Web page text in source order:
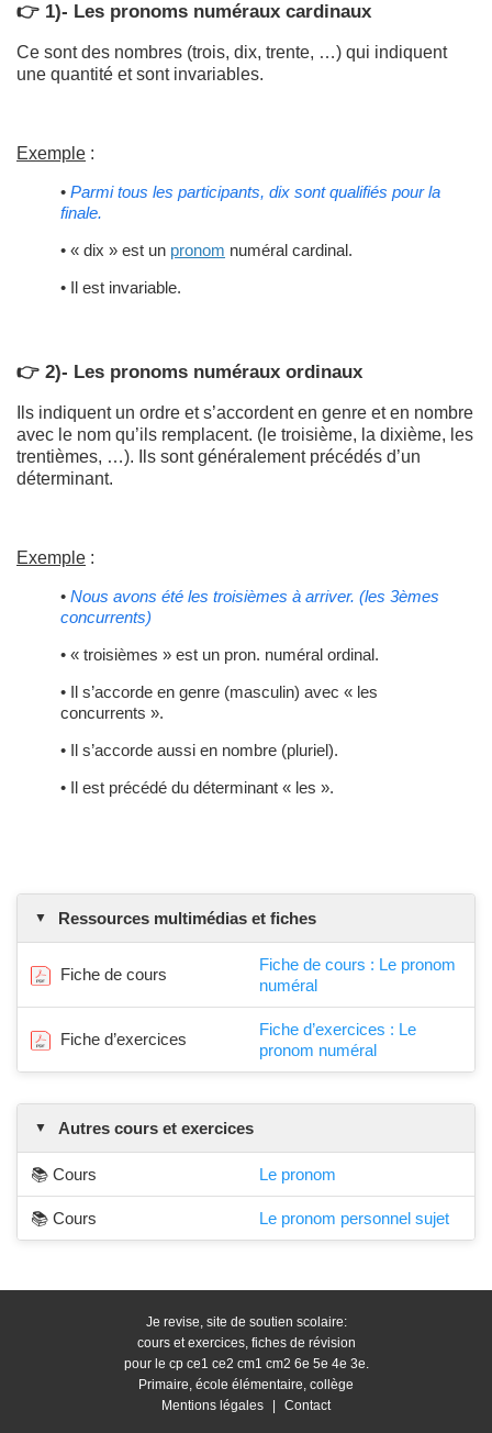
👉 1)- Les pronoms numéraux cardinaux
Ce sont des nombres (trois, dix, trente, …) qui indiquent
une quantité et sont invariables.
Exemple :
• Parmi tous les participants, dix sont qualifiés pour la
finale.
• « dix » est un pronom numéral cardinal.
• Il est invariable.
👉 2)- Les pronoms numéraux ordinaux
Ils indiquent un ordre et s’accordent en genre et en nombre
avec le nom qu’ils remplacent. (le troisième, la dixième, les
trentièmes, …). Ils sont généralement précédés d’un
déterminant.
Exemple :
• Nous avons été les troisièmes à arriver. (les 3èmes
concurrents)
• « troisièmes » est un pron. numéral ordinal.
• Il s’accorde en genre (masculin) avec « les
concurrents ».
• Il s’accorde aussi en nombre (pluriel).
• Il est précédé du déterminant « les ».
Ressources multimédias et fiches
Fiche de cours
Fiche de cours : Le pronom
numéral
Fiche d’exercices
Fiche d’exercices : Le
pronom numéral
Autres cours et exercices
📚 Cours Le pronom
📚 Cours Le pronom personnel sujet
Je revise, site de soutien scolaire:
cours et exercices, fiches de révision
pour le cp ce1 ce2 cm1 cm2 6e 5e 4e 3e.
Primaire, école élémentaire, collège
Mentions légales
| Contact